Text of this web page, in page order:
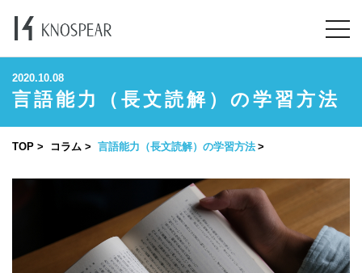
2020.10.08
言語能力（長文読解）の学習方法
TOP コラム 言語能力（長文読解）の学習方法